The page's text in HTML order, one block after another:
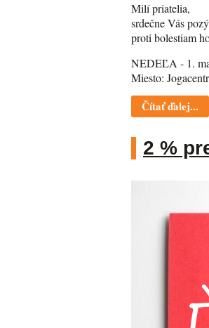
Milí priatelia,
srdečne Vás
proti bolestiam
NEDEĽA - 1.
Miesto:
Čítať ďalej...
2 %